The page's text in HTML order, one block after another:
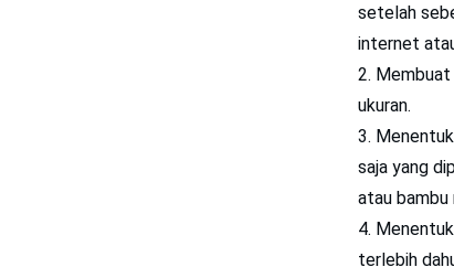
setelah
internet
Membuat
ukuran.
saja yang
atau bambu
terlebih